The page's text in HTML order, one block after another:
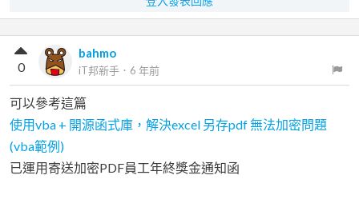
bahmo
iT邦新手 ． 6 年前
0
可以參考這篇
使用vba + 開源函式庫，解決excel 另存pdf 無法加密問題
(vba範例)
已運用寄送加密PDF員工年終獎金通知函